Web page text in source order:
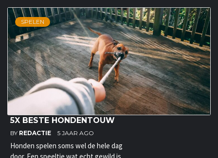
SPELEN
5X BESTE HONDENTOUW
BY REDACTIE 5 JAAR AGO
Honden spelen soms wel de hele dag